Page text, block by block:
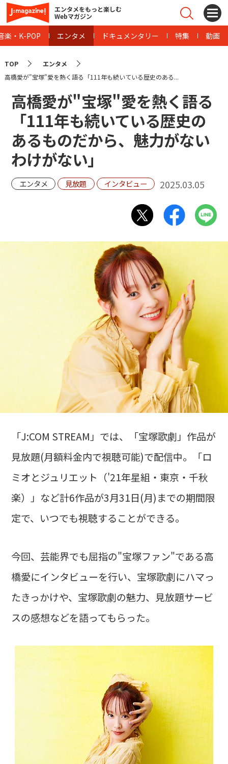
エンタメをもっと楽しむ
Webマガジン
楽・K-POP エンタメ ドキュメンタリー 特集 動画
TOP
エンタメ
高橋愛が"宝塚"愛を熱く語る「111年も続いている歴史のある...
高橋愛が"宝塚"愛を熱く語る
「111年も続いている歴史の
あるものだから、魅力がない
わけがない」
エンタメ 見放題 インタビュー 2025.03.05
「J:COM STREAM」では、「宝塚歌劇」作品が
見放題(月額料金内で視聴可能)で配信中。「ロ
ミオとジュリエット（'21年星組・東京・千秋
楽）」など計6作品が3月31日(月)までの期間限
定で、いつでも視聴することができる。
今回、芸能界でも屈指の"宝塚ファン"である高
橋愛にインタビューを行い、宝塚歌劇にハマっ
たきっかけや、宝塚歌劇の魅力、見放題サービ
スの感想などを語ってもらった。